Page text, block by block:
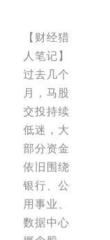
【财经猎
人笔记】
过去几个
月，马股
交投持续
低迷，大
部分资金
依旧围绕
银行、公
用事业、
数据中心